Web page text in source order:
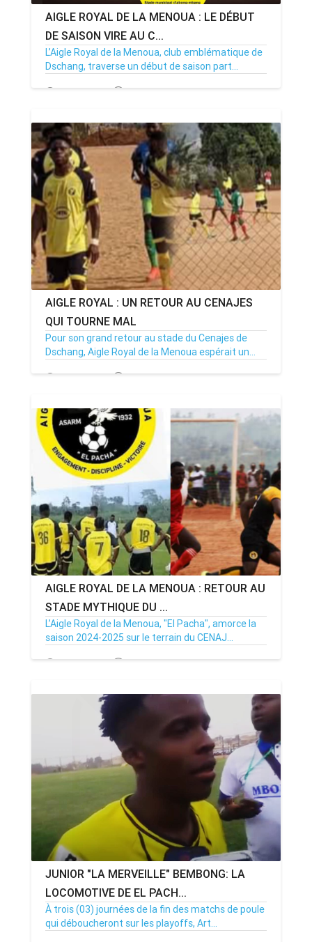
AIGLE ROYAL DE LA MENOUA : LE DÉBUT
DE SAISON VIRE AU C...
L’Aigle Royal de la Menoua, club emblématique de
Dschang, traverse un début de saison part...
23/12/24 Par MenouActu 0
AIGLE ROYAL : UN RETOUR AU CENAJES
QUI TOURNE MAL
Pour son grand retour au stade du Cenajes de
Dschang, Aigle Royal de la Menoua espérait un...
15/12/24 Par MenouActu 0
AIGLE ROYAL DE LA MENOUA : RETOUR AU
STADE MYTHIQUE DU ...
L’Aigle Royal de la Menoua, "El Pacha", amorce la
saison 2024-2025 sur le terrain du CENAJ...
09/12/24 Par MenouActu 0
JUNIOR "LA MERVEILLE" BEMBONG: LA
LOCOMOTIVE DE EL PACH...
À trois (03) journées de la fin des matchs de poule
qui déboucheront sur les playoffs, Art...